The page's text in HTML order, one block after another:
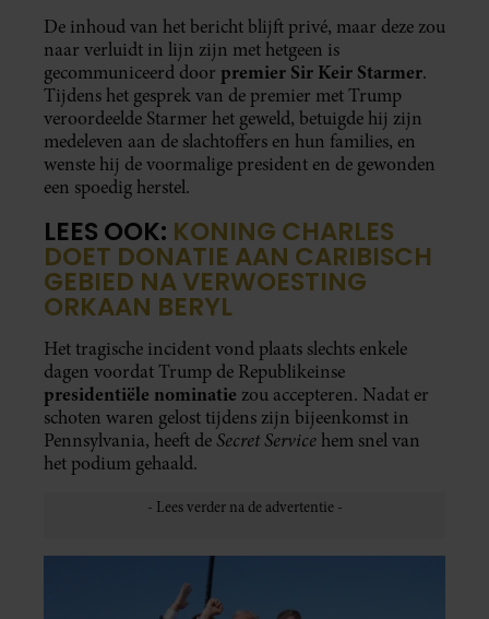
De inhoud van het bericht blijft privé, maar deze zou
naar verluidt in lijn zijn met hetgeen is
gecommuniceerd door premier Sir Keir Starmer.
Tijdens het gesprek van de premier met Trump
veroordeelde Starmer het geweld, betuigde hij zijn
medeleven aan de slachtoffers en hun families, en
wenste hij de voormalige president en de gewonden
een spoedig herstel.
LEES OOK: KONING CHARLES
DOET DONATIE AAN CARIBISCH
GEBIED NA VERWOESTING
ORKAAN BERYL
Het tragische incident vond plaats slechts enkele
dagen voordat Trump de Republikeinse
presidentiële nominatie zou accepteren. Nadat er
schoten waren gelost tijdens zijn bijeenkomst in
Pennsylvania, heeft de Secret Service hem snel van
het podium gehaald.